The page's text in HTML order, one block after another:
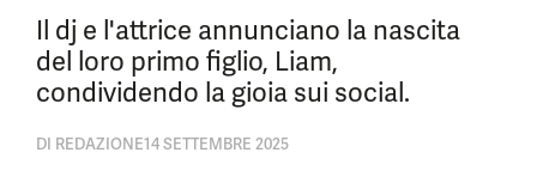
Il dj e l'attrice annunciano la nascita
del loro primo figlio, Liam,
condividendo la gioia sui social.
DI REDAZIONE14 SETTEMBRE 2025